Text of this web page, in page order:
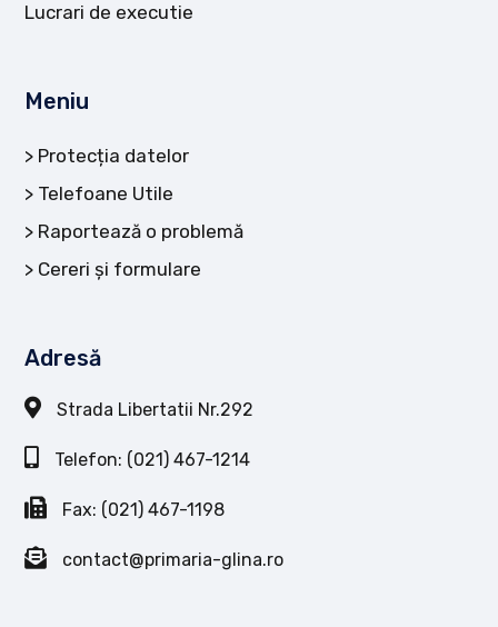
Lucrari de executie
Meniu
Protecția datelor
Telefoane Utile
Raportează o problemă
Cereri și formulare
Adresă
Strada Libertatii Nr.292
Telefon: (021) 467-1214
Fax: (021) 467-1198
contact@primaria-glina.ro